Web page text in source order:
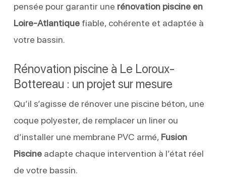
pensée pour garantir une rénovation piscine en
Loire-Atlantiquefiable, cohérente et adaptée à
votre bassin.
Rénovation piscine à Le Loroux-
Bottereau : un projet sur mesure
Qu’il s’agisse de rénover une piscine béton, une
coque polyester, de remplacer un liner ou
d’installer une membrane PVC armé, Fusion
Piscineadapte chaque intervention à l’état réel
de votre bassin.